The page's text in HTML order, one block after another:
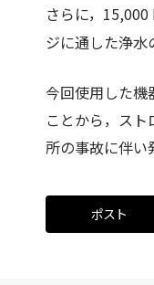
さらに，
ジに通した浄水
今回使用した機
ことから，ス
所の事故に伴い
ポスト